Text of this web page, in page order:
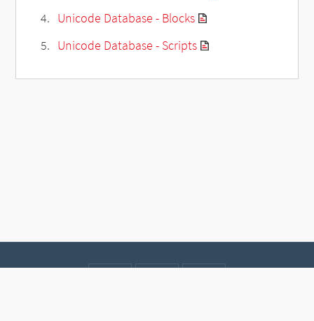
Unicode Database - Blocks
Unicode Database - Scripts